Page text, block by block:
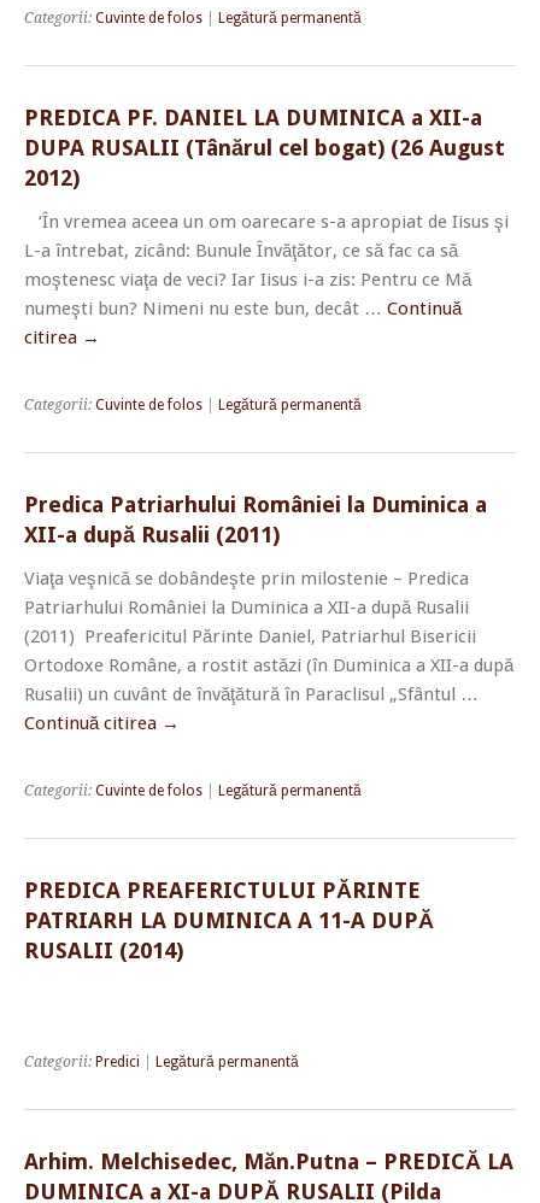
Categorii: Cuvinte de folos Legătură permanentă
PREDICA PF. DANIEL LA DUMINICA a XII-a
DUPA RUSALII (Tânărul cel bogat) (26 August
2012)
‘În vremea aceea un om oarecare s-a apropiat de Iisus şi
L-a întrebat, zicând: Bunule Învăţător, ce să fac ca să
moştenesc viaţa de veci? Iar Iisus i-a zis: Pentru ce Mă
numeşti bun? Nimeni nu este bun, decât … Continuă
citirea →
Categorii: Cuvinte de folos Legătură permanentă
Predica Patriarhului României la Duminica a
XII-a după Rusalii (2011)
Viaţa veşnică se dobândeşte prin milostenie – Predica
Patriarhului României la Duminica a XII-a după Rusalii
(2011) Preafericitul Părinte Daniel, Patriarhul Bisericii
Ortodoxe Române, a rostit astăzi (în Duminica a XII-a după
Rusalii) un cuvânt de învăţătură în Paraclisul „Sfântul …
Continuă citirea →
Categorii: Cuvinte de folos Legătură permanentă
PREDICA PREAFERICTULUI PĂRINTE
PATRIARH LA DUMINICA A 11-A DUPĂ
RUSALII (2014)
Categorii: Predici Legătură permanentă
Arhim. Melchisedec, Măn.Putna – PREDICĂ LA
DUMINICA a XI-a DUPĂ RUSALII (Pilda